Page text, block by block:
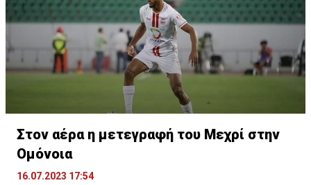
Στον αέρα η μετεγραφή του Μεχρί στην
Ομόνοια
16.07.2023 17:54